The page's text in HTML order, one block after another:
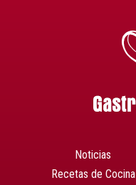
Noticias
Recetas de Cocina